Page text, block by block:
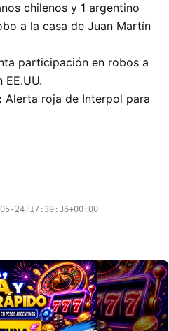
chilenos y 1 argentino
a la casa de Juan Martín
participación en robos a
Alerta roja de Interpol para
24T17:39:36+00:00